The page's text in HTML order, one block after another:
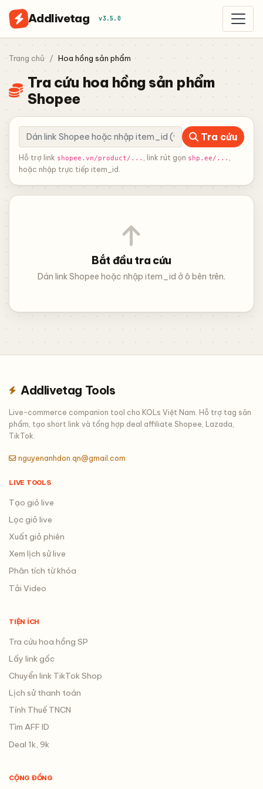
Addlivetag v3.5.0
Trang chủ Hoa hồng sản phẩm
Tra cứu hoa hồng sản phẩm
Shopee
Tra cứu
Hỗ trợ link shopee.vn/product/... , link rút gọn shp.ee/...
hoặc nhập trực tiếp item_id.
Bắt đầu tra cứu
Dán link Shopee hoặc nhập item_id ở ô bên trên.
Addlivetag Tools
Live-commerce companion tool cho KOLs Việt Nam. Hỗ trợ tag sản
phẩm, tạo short link và tổng hợp deal affiliate Shopee, Lazada,
TikTok.
nguyenanhdon.qn@gmail.com
LIVE TOOLS
Tạo giỏ live
Lọc giỏ live
Xuất giỏ phiên
Xem lịch sử live
Phân tích từ khóa
Tải Video
TIỆN ÍCH
Tra cứu hoa hồng SP
Lấy link gốc
Chuyển link TikTok Shop
Lịch sử thanh toán
Tính Thuế TNCN
Tìm AFF ID
Deal 1k, 9k
CỘNG ĐỒNG